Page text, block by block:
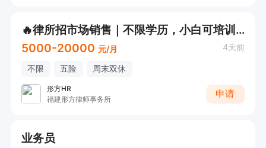
🔥律所招市场销售｜不限学历，小白可培训 不用懂法律！对接客户线索，底薪+高提成，多劳多得，欢迎咨询
5000-20000 元/月 4天前
不限 五险 周末双休
形方HR
福建形方律师事务所
申请
业务员